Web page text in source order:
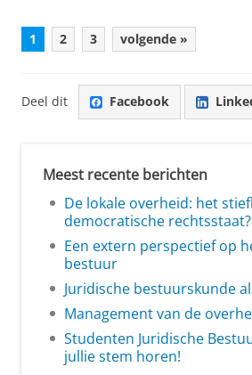
1 2 3 volgende »
Deel dit Facebook
Meest recente berichten
De lokale overheid: het
democratische rechtsstaat?
Een extern perspectief op
bestuur
Juridische bestuurskunde
Management van de
Studenten Juridische
jullie stem horen!